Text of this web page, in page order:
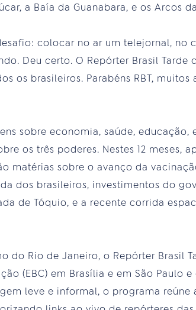
a Baía da Guanabara, e os Arcos
colocar no ar um telejornal, no
Deu certo. O Repórter Brasil Tarde
os brasileiros. Parabéns RBT,
sobre economia, saúde,
os três poderes. Nestes 12 meses,
matérias sobre o avanço da
dos brasileiros, investimentos do
de Tóquio, e a recente corrida
do Rio de Janeiro, o Repórter Brasil
(EBC) em Brasília e em São Paulo
leve e informal, o programa